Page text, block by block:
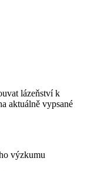
lázeňství k
aktuálně vypsané
výzkumu